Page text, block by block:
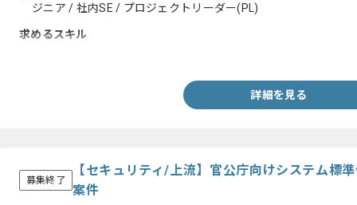
ジニア / 社内SE / プロジェクトリーダー(PL)
求めるスキル
詳細を見る
募集終了
【セキュリティ/上流】官公庁向けシステム標
案件